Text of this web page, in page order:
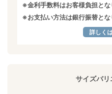
※金利手数料はお客様負担とな
※お支払い方法は銀行振替とな
詳しく
サイズバ